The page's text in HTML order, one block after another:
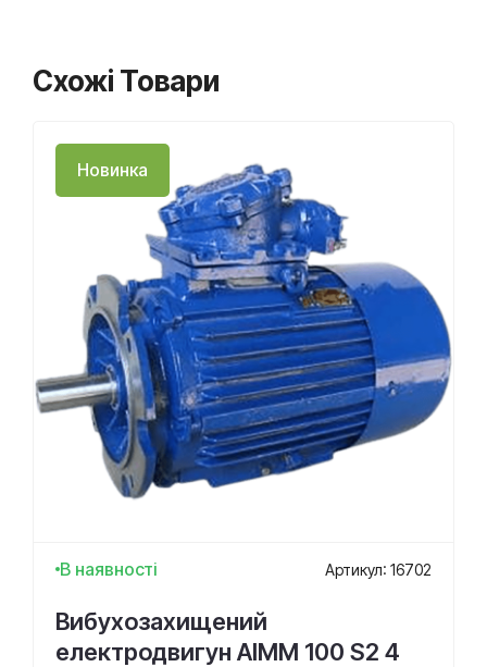
Схожі Товари
Новинка
В наявності Артикул: 16702
Вибухозахищений
електродвигун АІMM 100 S2 4